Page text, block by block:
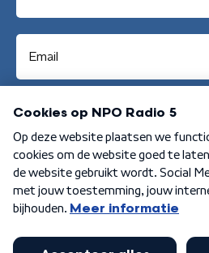
Aanmelden
Algemene voorwaarden